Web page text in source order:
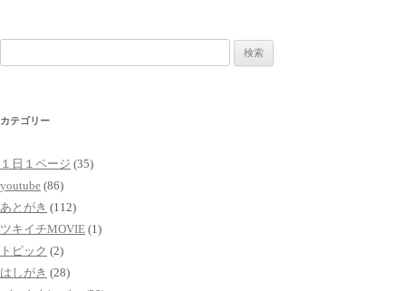
索:
カテゴリー
１日１ページ (35)
youtube (86)
あとがき (112)
ツキイチMOVIE (1)
トピック (2)
はしがき (28)